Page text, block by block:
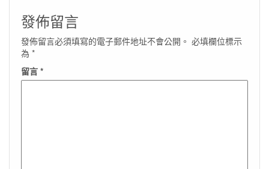
發佈留言
發佈留言必須填寫的電子郵件地址不會公開。 必填欄位標示
為 *
留言 *